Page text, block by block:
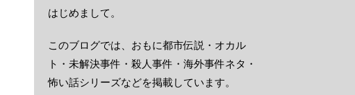
はじめまして。
このブログでは、おもに都市伝説・オカル
ト・未解決事件・殺人事件・海外事件ネタ・
怖い話シリーズなどを掲載しています。